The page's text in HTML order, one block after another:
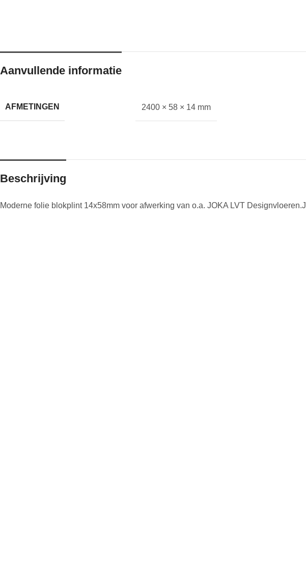
Aanvullende informatie
AFMETINGEN 2400 × 58 × 14 mm
Beschrijving
Moderne folie blokplint 14x58mm voor afwerking van o.a. JOKA LVT